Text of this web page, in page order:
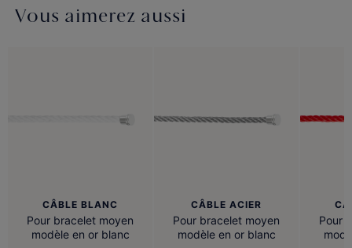
Vous aimerez aussi
CÂBLE BLANC
Pour bracelet moyen
modèle en or blanc
CÂBLE ACIER
Pour bracelet moyen
modèle en or blanc
Pour